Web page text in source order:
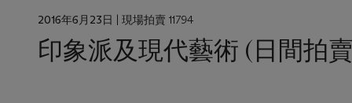
日
2016年6月23日 | 現場拍賣 11794
印象派及現代藝術 (日間拍